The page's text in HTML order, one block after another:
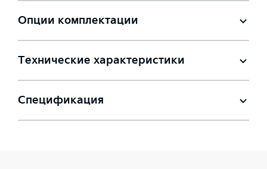
Опции комплектации
Технические характеристики
Спецификация